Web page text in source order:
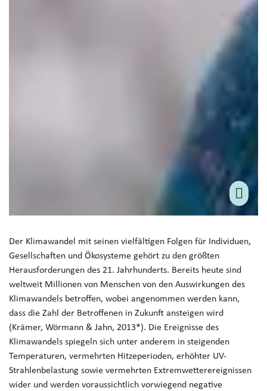
Der Klimawandel mit seinen vielfältigen Folgen für Individuen,
Gesellschaften und Ökosysteme gehört zu den größten
Herausforderungen des 21. Jahrhunderts. Bereits heute sind
weltweit Millionen von Menschen von den Auswirkungen des
Klimawandels betroffen, wobei angenommen werden kann,
dass die Zahl der Betroffenen in Zukunft ansteigen wird
(Krämer, Wörmann & Jahn, 2013*). Die Ereignisse des
Klimawandels spiegeln sich unter anderem in steigenden
Temperaturen, vermehrten Hitzeperioden, erhöhter UV-
Strahlenbelastung sowie vermehrten Extremwetterereignissen
wider und werden voraussichtlich vorwiegend negative